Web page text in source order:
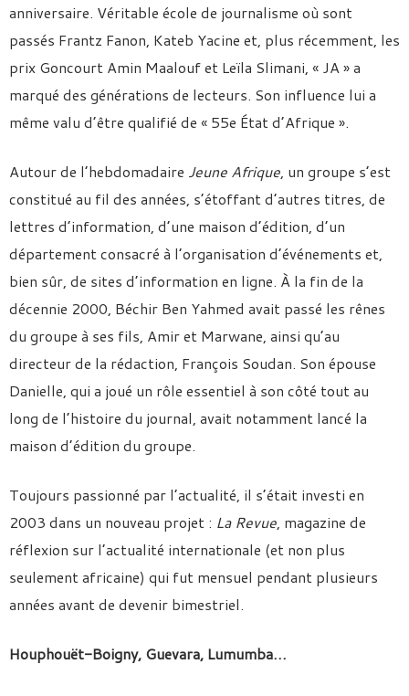
anniversaire. Véritable école de journalisme où sont
passés Frantz Fanon, Kateb Yacine et, plus récemment, les
prix Goncourt Amin Maalouf et Leïla Slimani, « JA » a
marqué des générations de lecteurs. Son influence lui a
même valu d’être qualifié de « 55e État d’Afrique ».
Autour de l’hebdomadaire Jeune Afrique, un groupe s’est
constitué au fil des années, s’étoffant d’autres titres, de
lettres d’information, d’une maison d’édition, d’un
département consacré à l’organisation d’événements et,
bien sûr, de sites d’information en ligne. À la fin de la
décennie 2000, Béchir Ben Yahmed avait passé les rênes
du groupe à ses fils, Amir et Marwane, ainsi qu’au
directeur de la rédaction, François Soudan. Son épouse
Danielle, qui a joué un rôle essentiel à son côté tout au
long de l’histoire du journal, avait notamment lancé la
maison d’édition du groupe.
Toujours passionné par l’actualité, il s’était investi en
2003 dans un nouveau projet : La Revue, magazine de
réflexion sur l’actualité internationale (et non plus
seulement africaine) qui fut mensuel pendant plusieurs
années avant de devenir bimestriel.
Houphouët-Boigny, Guevara, Lumumba…